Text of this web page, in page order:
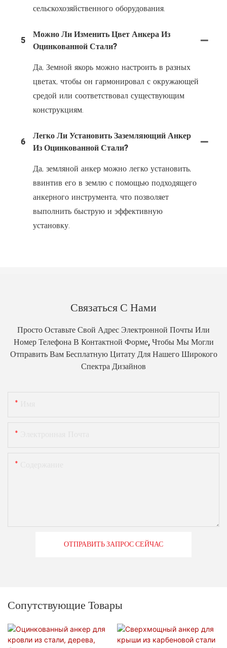
сельскохозяйственного оборудования.
5
Можно Ли Изменить Цвет Анкера Из
Оцинкованной Стали?
Да, Земной якорь можно настроить в разных
цветах, чтобы он гармонировал с окружающей
средой или соответствовал существующим
конструкциям.
6
Легко Ли Установить Заземляющий Анкер
Из Оцинкованной Стали?
Да, земляной анкер можно легко установить,
ввинтив его в землю с помощью подходящего
анкерного инструмента, что позволяет
выполнить быструю и эффективную
установку.
Связаться С Нами
Просто Оставьте Свой Адрес Электронной Почты Или
Номер Телефона В Контактной Форме, Чтобы Мы Могли
Отправить Вам Бесплатную Цитату Для Нашего Широкого
Спектра Дизайнов
ОТПРАВИТЬ ЗАПРОС СЕЙЧАС
Сопутствующие Товары